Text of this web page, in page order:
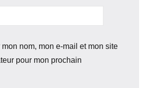
mon nom, mon e-mail et mon site
pour mon prochain